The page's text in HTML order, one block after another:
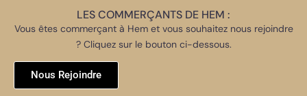
LES COMMERÇANTS DE HEM :
Vous êtes commerçant à Hem et vous souhaitez nous rejoindre
? Cliquez sur le bouton ci-dessous.
Nous Rejoindre